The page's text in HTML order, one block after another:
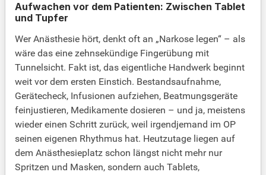
Aufwachen vor dem Patienten: Zwischen Tablet
und Tupfer
Wer Anästhesie hört, denkt oft an „Narkose legen“ – als
wäre das eine zehnsekündige Fingerübung mit
Tunnelsicht. Fakt ist, das eigentliche Handwerk beginnt
weit vor dem ersten Einstich. Bestandsaufnahme,
Gerätecheck, Infusionen aufziehen, Beatmungsgeräte
feinjustieren, Medikamente dosieren – und ja, meistens
wieder einen Schritt zurück, weil irgendjemand im OP
seinen eigenen Rhythmus hat. Heutzutage liegen auf
dem Anästhesieplatz schon längst nicht mehr nur
Spritzen und Masken, sondern auch Tablets,